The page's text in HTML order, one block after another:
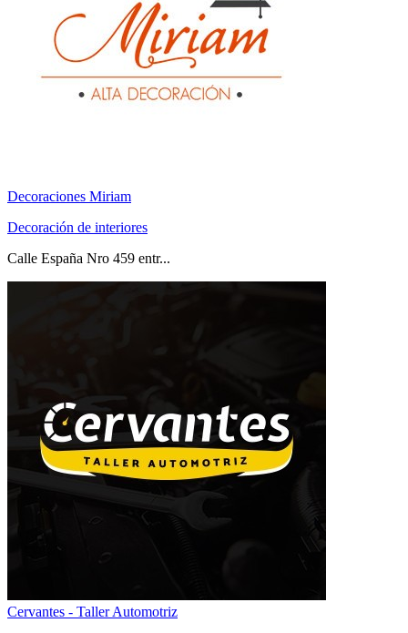
Decoraciones Miriam
Decoración de interiores
Calle España Nro 459 entr...
Cervantes - Taller Automotriz